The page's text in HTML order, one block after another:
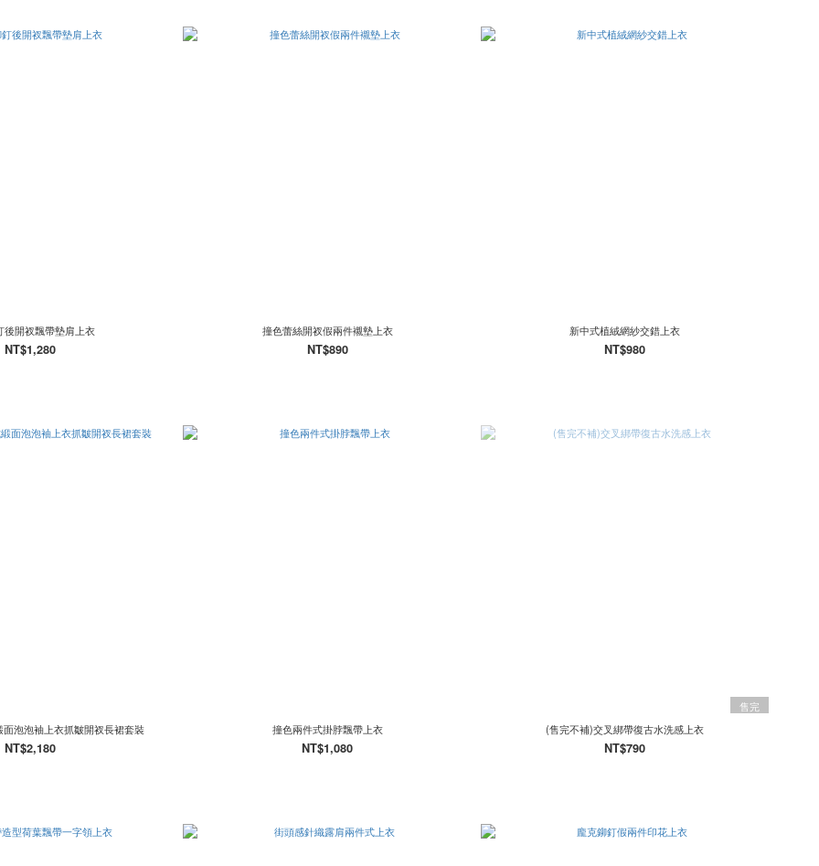
後開衩飄帶墊肩上衣
NT$1,280
撞色蕾絲開衩假兩件襯墊上衣
NT$890
新中式植絨網紗交錯上衣
NT$980
泡泡袖上衣抓皺開衩長裙套裝
NT$2,180
撞色兩件式掛脖飄帶上衣
NT$1,080
售完
(售完不補)交叉綁帶復古水洗感上衣
NT$790